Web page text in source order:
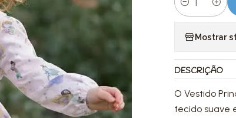
Quantidade
Mostrar
DESCRIÇÃO
O Vestido
tecido suave